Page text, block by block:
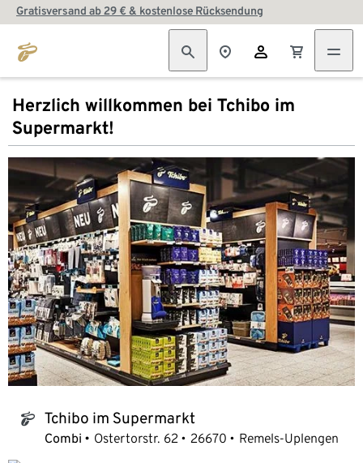
Gratisversand ab 29 € & kostenlose Rücksendung
Herzlich willkommen bei Tchibo im
Supermarkt!
tchibo_logo Tchibo im Supermarkt
Combi Ostertorstr. 62 26670 Remels-Uplengen